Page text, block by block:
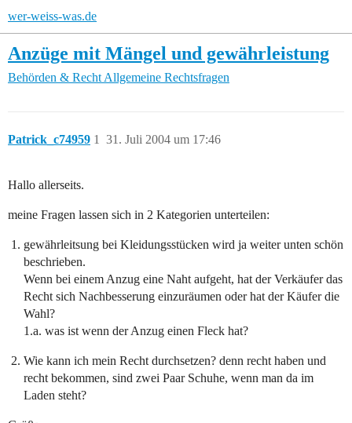
wer-weiss-was.de
Anzüge mit Mängel und gewährleistung
Behörden & Recht Allgemeine Rechtsfragen
Patrick_c74959 31. Juli 2004 um 17:46
1
Hallo allerseits.
meine Fragen lassen sich in 2 Kategorien unterteilen:
gewährleitsung bei Kleidungsstücken wird ja weiter unten schön
beschrieben.
Wenn bei einem Anzug eine Naht aufgeht, hat der Verkäufer das
Recht sich Nachbesserung einzuräumen oder hat der Käufer die
Wahl?
1.a. was ist wenn der Anzug einen Fleck hat?
Wie kann ich mein Recht durchsetzen? denn recht haben und
recht bekommen, sind zwei Paar Schuhe, wenn man da im
Laden steht?